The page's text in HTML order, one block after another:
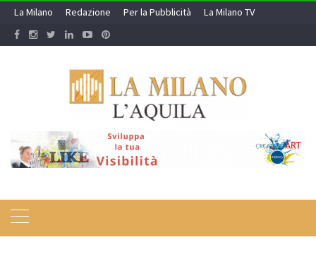
Skip
content
La Milano Redazione Per la Pubblicità La Milano TV